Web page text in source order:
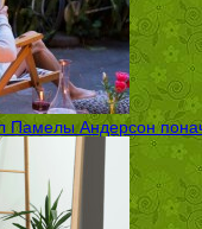
Андерсон